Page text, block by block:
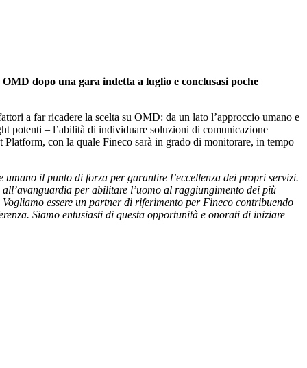
OMD dopo una gara indetta a luglio e conclusasi poche
a far ricadere la scelta su OMD: da un lato l’approccio umano e
potenti – l’abilità di individuare soluzioni di comunicazione
con la quale Fineco sarà in grado di monitorare, in tempo
umano il punto di forza per garantire l’eccellenza dei propri servizi.
per abilitare l’uomo al raggiungimento dei più
Vogliamo essere un partner di riferimento per Fineco contribuendo
Siamo entusiasti di questa opportunità e onorati di iniziare